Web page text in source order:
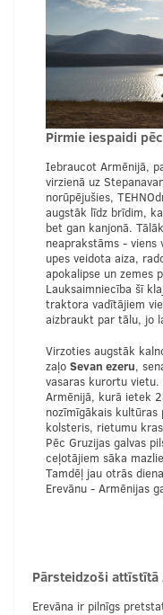
Pirmie iespaidi
Iebraucot Armēnijā,
virzienā uz
norūpējušies,
augstāk līdz brīdim,
bet gan kanjonā.
neaprakstāms - viens
upes veidota aiza,
apokalipse un zemes
Lauksaimniecība šī
traktora vadītājiem
aizbraukt par tālu, jo
Virzoties augstāk
zaļo Sevan ezeru,
vasaras kurortu vietu.
Armēnijā, kurā ietek
nozīmīgākais kultūras
kolsteris, rietumu
Pēc Gruzijas galvas
ceļotājiem sāka
Tamdēļ jau otrās
Erevānu - Armēnijas
Pārsteidzoši attīstītā
Erevāna ir pilnīgs